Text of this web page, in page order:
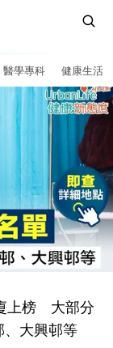
醫學專科 健康生活
上榜 大部分
、大興邨等